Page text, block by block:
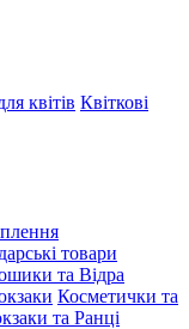
квітів Квіткові
товари
та Відра
Косметички та
та Ранці